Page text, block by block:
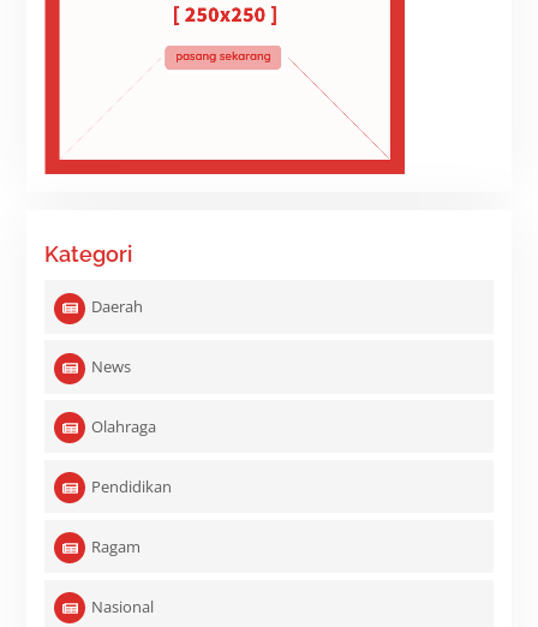
Kategori
Daerah
News
Olahraga
Pendidikan
Ragam
Nasional